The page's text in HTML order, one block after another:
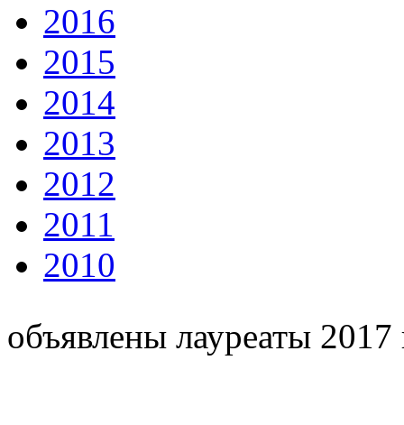
2016
2015
2014
2013
2012
2011
2010
объявлены лауреаты 2017